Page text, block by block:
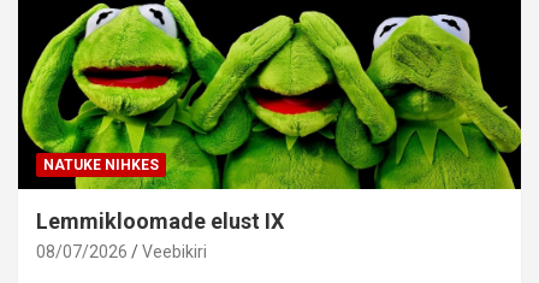
NATUKE NIHKES
Lemmikloomade elust IX
08/07/2026 Veebikiri